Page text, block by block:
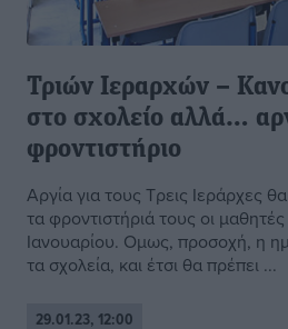
Τριών Ιεραρχών –
στο σχολείο αλλά…
φροντιστήριο
Αργία για τους Τρεις Ιεράρχες
τα φροντιστήριά τους οι
Ιανουαρίου. Ομως, προσοχή, η
τα σχολεία, και έτσι θα πρέπει ...
29.01.23, 12:00